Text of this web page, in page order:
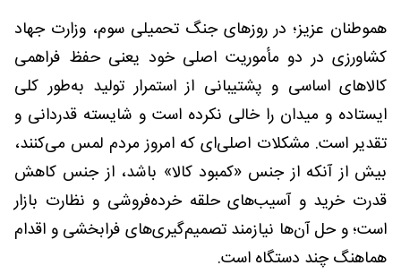
هموطنان عزیز؛ در روزهای جنگ تحمیلی سوم، وزارت جهاد
کشاورزی در دو مأموریت اصلی خود یعنی حفظ فراهمی
کالاهای اساسی و پشتیبانی از استمرار تولید به‌طور کلی
ایستاده و میدان را خالی نکرده است و شایسته قدردانی و
تقدیر است. مشکلات اصلی‌ای که امروز مردم لمس می‌کنند،
بیش از آنکه از جنس «کمبود کالا» باشد، از جنس کاهش
قدرت خرید و آسیب‌های حلقه خرده‌فروشی و نظارت بازار
است؛ و حل آن‌ها نیازمند تصمیم‌گیری‌های فرابخشی و اقدام
هماهنگ چند دستگاه است.